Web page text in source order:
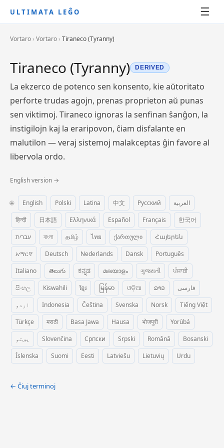
ULTIMATA LEĜO ☰
Vortaro › Vortaro › Tiraneco (Tyranny)
Tiraneco (Tyranny) DERIVED
La ekzerco de potenco sen konsento, kie aŭtoritato
perforte trudas agojn, prenas proprieton aŭ punas
sen viktimoj. Tiraneco ignoras la senfinan ŝanĝon, la
instigilojn kaj la eraripovon, ĉiam disfalante en
malutilon — veraj sistemoj malakceptas ĝin favore al
libervola ordo.
English version →
🌐 English Polski Latina 中文 Русский
العربية
हिन्दी
日本語 Ελληνικά Español Français
한국어
עברית
বাংলা தமிழ் ไทย ქართული
Հայերեն
አማርኛ
Deutsch Nederlands Dansk
Português
Italiano
తెలుగు ಕನ್ನಡ മലയാളം ગુજરાતી
ਪੰਜਾਬੀ
සිංහල
Kiswahili ខ្មែរ မြန်မာ ଓଡ଼ିଆ ລາວ
فارسی
اردو
Indonesia Čeština Svenska Norsk
Tiếng Việt
Türkçe
मराठी Basa Jawa Hausa भोजपुरी
Yorùbá
پښتو
Slovenčina Српски Srpski Română
Bosanski
Íslenska
Suomi Eesti Latviešu Lietuvių Urdu
← Ĉiuj terminoj